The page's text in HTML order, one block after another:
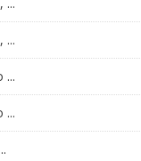
...
...
...